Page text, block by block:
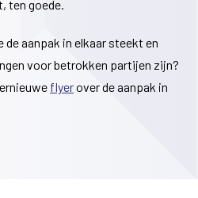
ten goede.
de aanpak in elkaar steekt en
voor betrokken partijen zijn?
flyerover de aanpak in